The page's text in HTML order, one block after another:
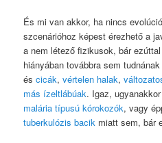
És mi van akkor, ha nincs
szcenárióhoz képest érezhető a
a nem létező fizikusok, bár
hiányában továbbra sem
éscicák,vértelen halak,
más ízeltlábúak. Igaz,
malária típusú kórokozók, vagy
tuberkulózis bacik miatt sem, bár